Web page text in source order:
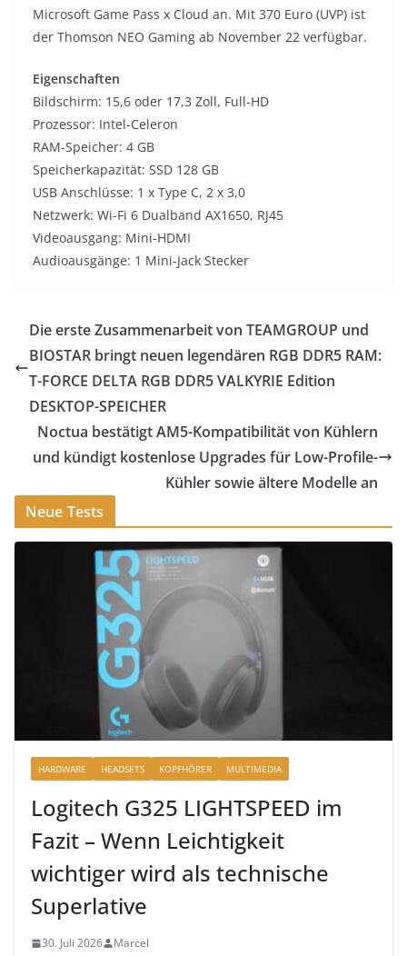
Microsoft Game Pass x Cloud an. Mit 370 Euro (UVP) ist
der Thomson NEO Gaming ab November 22 verfügbar.
Eigenschaften
Bildschirm: 15,6 oder 17,3 Zoll, Full-HD
Prozessor: Intel-Celeron
RAM-Speicher: 4 GB
Speicherkapazität: SSD 128 GB
USB Anschlüsse: 1 x Type C, 2 x 3,0
Netzwerk: Wi-Fi 6 Dualband AX1650, RJ45
Videoausgang: Mini-HDMI
Audioausgänge: 1 Mini-Jack Stecker
Die erste Zusammenarbeit von TEAMGROUP und
BIOSTAR bringt neuen legendären RGB DDR5 RAM:
T-FORCE DELTA RGB DDR5 VALKYRIE Edition
DESKTOP-SPEICHER
Noctua bestätigt AM5-Kompatibilität von Kühlern
und kündigt kostenlose Upgrades für Low-Profile-
Kühler sowie ältere Modelle an
Neue Tests
HARDWARE HEADSETS KOPFHÖRER MULTIMEDIA
Logitech G325 LIGHTSPEED im
Fazit – Wenn Leichtigkeit
wichtiger wird als technische
Superlative
30. Juli 2026 Marcel